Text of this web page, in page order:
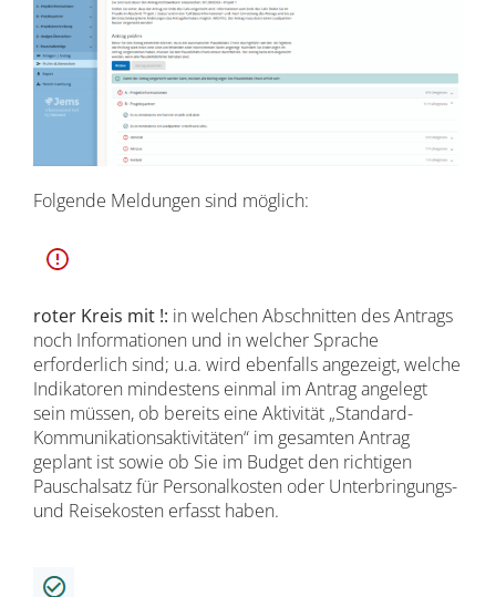
Folgende Meldungen sind möglich:
roter Kreis mit !: in welchen Abschnitten des Antrags
noch Informationen und in welcher Sprache
erforderlich sind; u.a. wird ebenfalls angezeigt, welche
Indikatoren mindestens einmal im Antrag angelegt
sein müssen, ob bereits eine Aktivität „Standard-
Kommunikationsaktivitäten“ im gesamten Antrag
geplant ist sowie ob Sie im Budget den richtigen
Pauschalsatz für Personalkosten oder Unterbringungs-
und Reisekosten erfasst haben.